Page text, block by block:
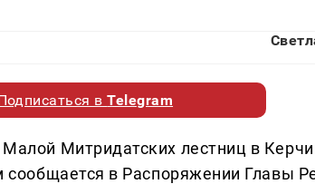
вTelegram
Митридатских лестниц в Керчи
сообщается в Распоряжении Главы